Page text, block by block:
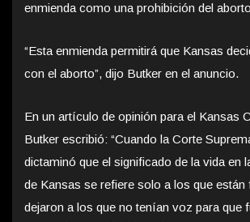
enmienda como una prohibición del
“Esta enmienda permitirá que Kansas
con el aborto”, dijo Butker en el anuncio.
En un artículo de opinión para el Kansas
Butker escribió: “Cuando la Corte
dictaminó que el significado de la vida en
de Kansas se refiere solo a los que están
dejaron a los que no tenían voz para que